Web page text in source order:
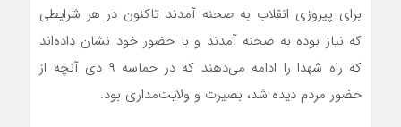
برای پیروزی انقلاب به صحنه آمدند تاکنون در هر شرایطی
که نیاز بوده به صحنه آمدند و با حضور خود نشان داده‌اند
که راه شهدا را ادامه می‌دهند که در حماسه ۹ دی آنچه از
حضور مردم دیده شد، بصیرت و ولایت‌مداری بود.